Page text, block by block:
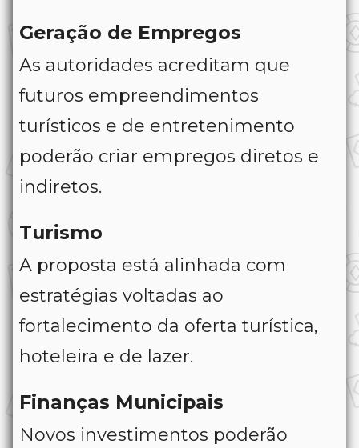
Geração de Empregos
As autoridades acreditam que
futuros empreendimentos
turísticos e de entretenimento
poderão criar empregos diretos e
indiretos.
Turismo
A proposta está alinhada com
estratégias voltadas ao
fortalecimento da oferta turística,
hoteleira e de lazer.
Finanças Municipais
Novos investimentos poderão